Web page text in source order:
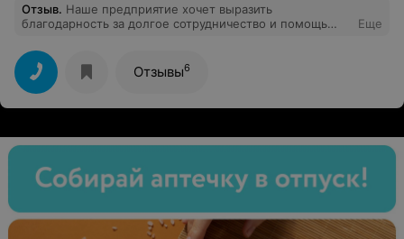
Отзыв. Наше предприятие хочет выразить
благодарность за долгое сотрудничество и помощь
профессиональную помощь в оцифровке и ремонте
видеокассет и аудио, а так же фото услугах. Желаем
процветания и трудовых успехов. Это лучший сервис в
Минске по качеству, сроках, цене и комплексности
услуг. Всем рекомендуем.
Еще
Отзывы6